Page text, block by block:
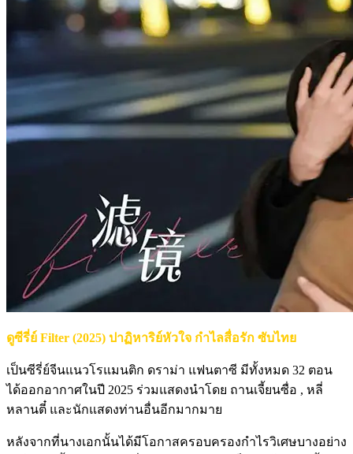
ดูซีรี่ย์ Filter (2025) ปาฏิหาริย์หัวใจ กําไลสื่อรัก ซับไทย
เป็นซีรี่ย์จีนแนวโรแมนติก ดราม่า แฟนตาซี มีทั้งหมด 32 ตอน
ได้ออกอากาศในปี 2025 ร่วมแสดงนำโดย ถานเจี้ยนซื่อ , หลี่
หลานตี๋ และนักแสดงท่านอื่นอีกมากมาย
หลังจากที่นางเอกนั้นได้มีโอกาสครอบครองกำไรวิเศษบางอย่าง